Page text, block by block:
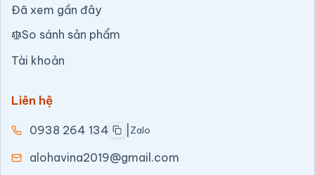
Đã xem gần đây
So sánh sản phẩm
Tài khoản
Liên hệ
0938 264 134 Zalo
alohavina2019@gmail.com